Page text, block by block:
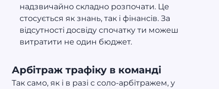
надзвичайно складно розпочати. Це
стосується як знань, так і фінансів. За
відсутності досвіду спочатку ти можеш
витратити не один бюджет.
Арбітраж трафіку в команді
Так само, як і в разі с соло-арбітражем, у